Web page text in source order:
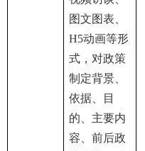
图文图表、
H5动画等形
式，对政策
制定背景、
依据、目
的、主要内
容、前后政